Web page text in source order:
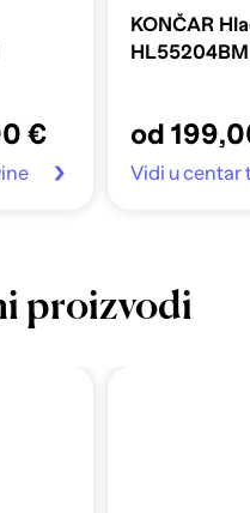
€
KONČAR
HL55204BM
od
proizvodi